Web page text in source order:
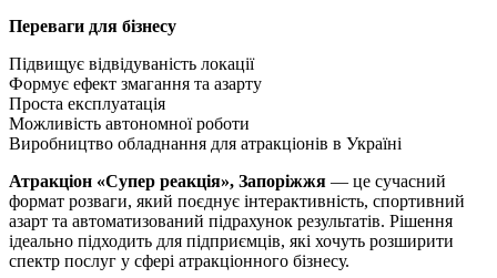
Переваги для бізнесу
Підвищує відвідуваність локації
Формує ефект змагання та азарту
Проста експлуатація
Можливість автономної роботи
Виробництво обладнання для атракціонів в Україні
Атракціон «Супер реакція», Запоріжжя — це сучасний
формат розваги, який поєднує інтерактивність, спортивний
азарт та автоматизований підрахунок результатів. Рішення
ідеально підходить для підприємців, які хочуть розширити
спектр послуг у сфері атракціонного бізнесу.